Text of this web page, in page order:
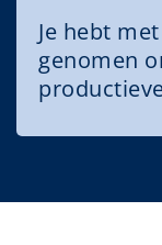
Je hebt
genomen